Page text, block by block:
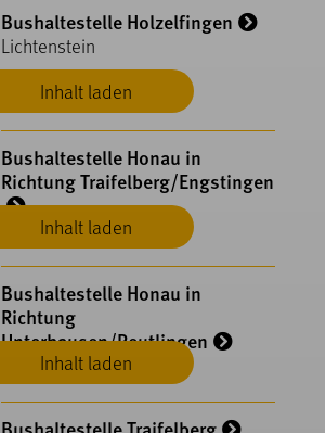
Inhalt laden
Bushaltestelle Holzelfingen
Lichtenstein
Inhalt laden
Bushaltestelle Honau in
Richtung Traifelberg/Engstingen
Lichtenstein
Inhalt laden
Bushaltestelle Honau in
Richtung
Unterhausen/Reutlingen
Lichtenstein